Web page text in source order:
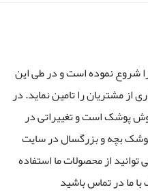
فعالیت خود را شروع نموده است و در طی این
از مشتریان را تامین نماید. در
پوشک است و تغییراتی در
پوشک بچه و بزرگسال در سایت
از محصولات ما استفاده
ما در تماس باشید